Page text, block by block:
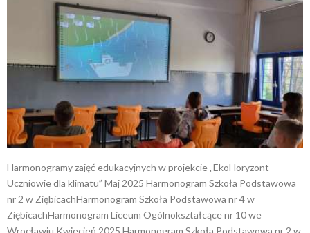
Harmonogramy zajęć edukacyjnych w projekcie „EkoHoryzont –
Uczniowie dla klimatu” Maj 2025 Harmonogram Szkoła Podstawowa
nr 2 w ZiębicachHarmonogram Szkoła Podstawowa nr 4 w
ZiębicachHarmonogram Liceum Ogólnokształcące nr 10 we